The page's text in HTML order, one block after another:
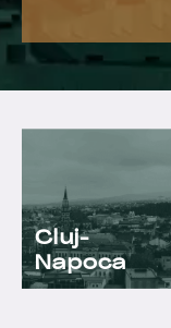
Cluj-
Napoca